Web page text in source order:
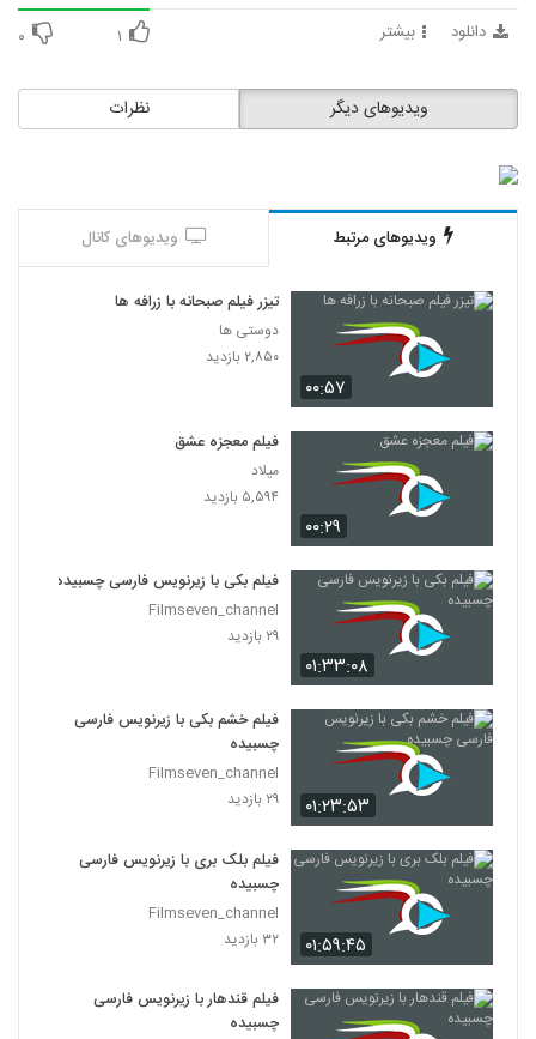
دانلود بیشتر ۱ ۰
نظرات ویدیوهای دیگر
ویدیوهای مرتبط ویدیوهای کانال
۰۰:۵۷
تیزر فیلم صبحانه با زرافه ها
دوستی ها
۲,۸۵۰ بازدید
۰۰:۲۹
فیلم معجزه عشق
میلاد
۵,۵۹۴ بازدید
۰۱:۳۳:۰۸
فیلم بکی با زیرنویس فارسی چسبیده
Filmseven_channel
۲۹ بازدید
۰۱:۲۳:۵۳
فیلم خشم بکی با زیرنویس فارسی
چسبیده
Filmseven_channel
۲۹ بازدید
۰۱:۵۹:۴۵
فیلم بلک بری با زیرنویس فارسی
چسبیده
Filmseven_channel
۳۲ بازدید
فیلم قندهار با زیرنویس فارسی
چسبیده